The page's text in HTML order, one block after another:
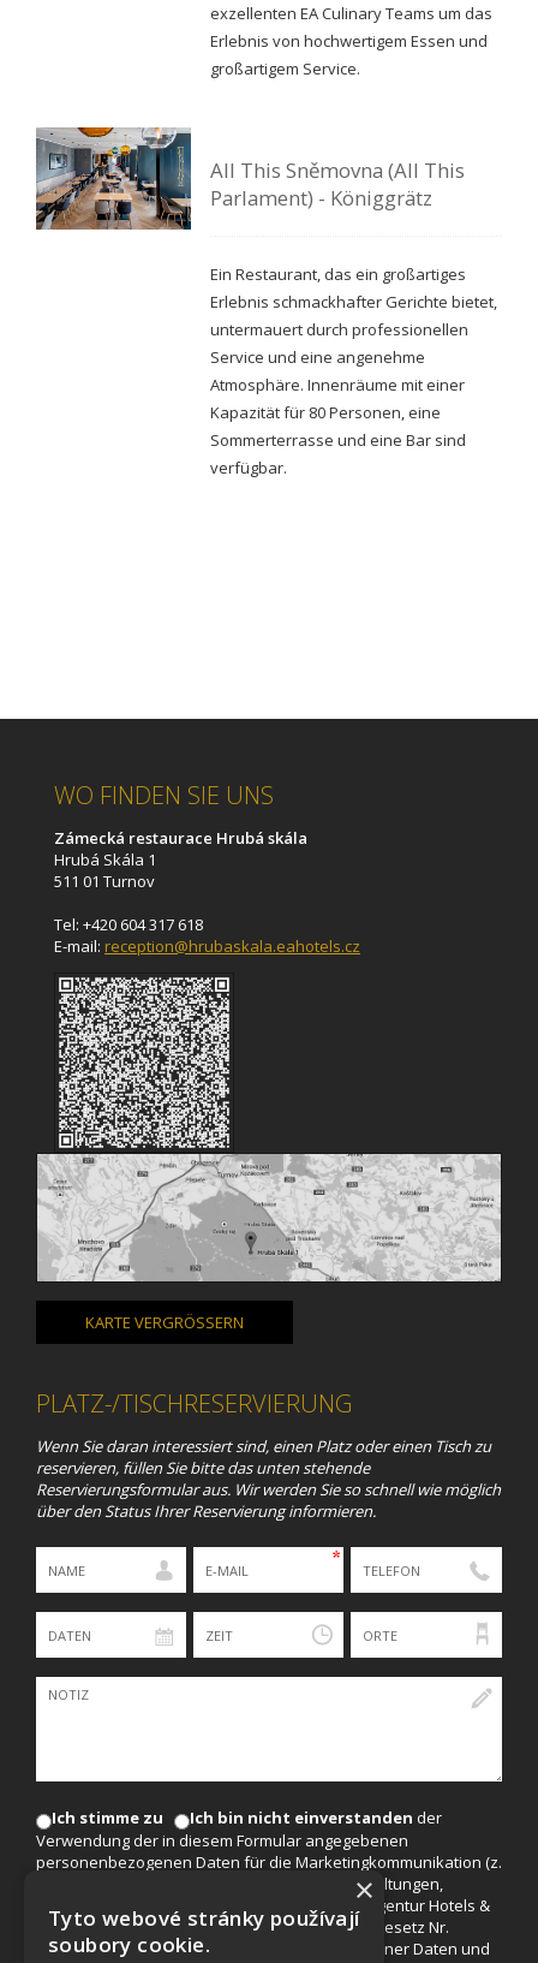
exzellenten EA Culinary Teams um das
Erlebnis von hochwertigem Essen und
großartigem Service.
All This Sněmovna (All This
Parlament) - Königgrätz
Ein Restaurant, das ein großartiges
Erlebnis schmackhafter Gerichte bietet,
untermauert durch professionellen
Service und eine angenehme
Atmosphäre. Innenräume mit einer
Kapazität für 80 Personen, eine
Sommerterrasse und eine Bar sind
verfügbar.
WO FINDEN SIE UNS
Zámecká restaurace Hrubá skála
Hrubá Skála 1
511 01 Turnov
Tel: +420 604 317 618
E-mail: reception@hrubaskala.eahotels.cz
KARTE VERGRÖSSERN
PLATZ-/TISCHRESERVIERUNG
Wenn Sie daran interessiert sind, einen Platz oder einen Tisch zu
reservieren, füllen Sie bitte das unten stehende
Reservierungsformular aus. Wir werden Sie so schnell wie möglich
über den Status Ihrer Reservierung informieren.
Ich stimme zu Ich bin nicht einverstanden der
Verwendung der in diesem Formular angegebenen
personenbezogenen Daten für die Marketingkommunikation (z.
B. für den Versand von Angeboten für Veranstaltungen,
Rabatten und Neuigkeiten von der Firma EuroAgentur Hotels &
Travel, a.s.) zu. Die Daten werden gemäß dem Gesetz Nr.
101/2000 Slg. über den Schutz personenbezogener Daten und
×
Tyto webové stránky používají
soubory cookie.